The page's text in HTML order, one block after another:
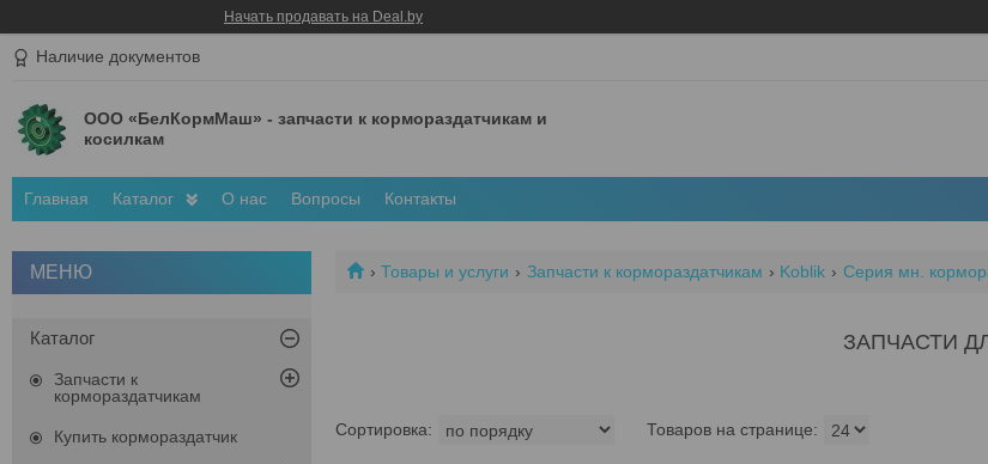
Начать продавать на Deal.by
Наличие документов
ООО «БелКормМаш» - запчасти к кормораздатчикам и
косилкам
Главная Каталог О нас Вопросы Контакты
Товары и услуги Запчасти к кормораздатчикам Koblik Серия мн.
ЗАПЧАСТИ
Каталог
Запчасти к
кормораздатчикам
Купить кормораздатчик